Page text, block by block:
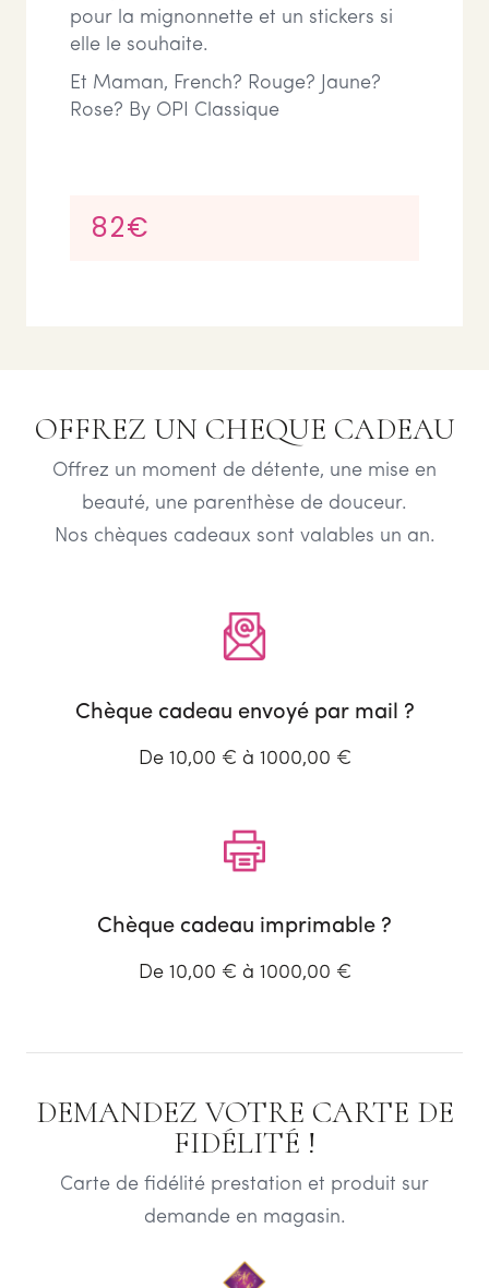
pour la mignonnette et un stickers si
elle le souhaite.
Et Maman, French? Rouge? Jaune?
Rose? By OPI Classique
82€
OFFREZ UN CHEQUE CADEAU
Offrez un moment de détente, une mise en
beauté, une parenthèse de douceur.
Nos chèques cadeaux sont valables un an.
Chèque cadeau envoyé par mail ?
De 10,00 € à 1000,00 €
Chèque cadeau imprimable ?
De 10,00 € à 1000,00 €
DEMANDEZ VOTRE CARTE DE
FIDÉLITÉ !
Carte de fidélité prestation et produit sur
demande en magasin.